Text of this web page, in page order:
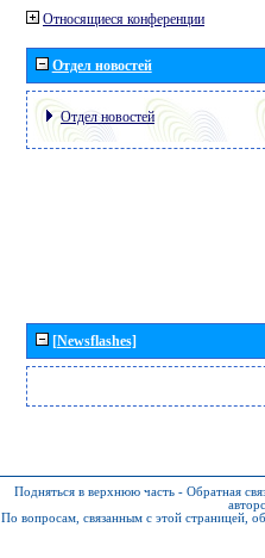
Относящиеся конференции
Отдел новостей
Отдел новостей
[Newsflashes]
Подняться в верхнюю часть - Обратная
По вопросам, связанным с этой страницей,